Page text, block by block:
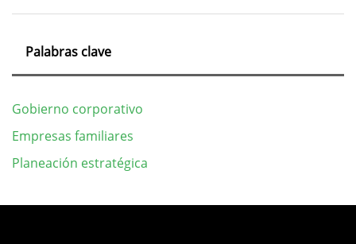
Palabras clave
Gobierno corporativo
Empresas familiares
Planeación estratégica
Detalles